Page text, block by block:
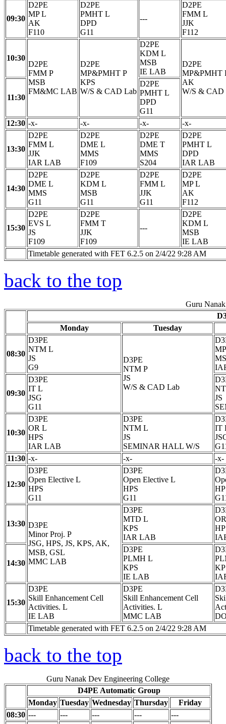
09:30
D2PE
MP L
AK
F110
D2PE
PMHT L
DPD
G11
---
D2PE
FMM L
JJK
F112
10:30
D2PE
FMM P
MSB
FM&MC LAB
D2PE
MP&PMHT P
KPS
W/S & CAD Lab
D2PE
KDM L
MSB
IE LAB
D2PE
MP&PMHT
AK
W/S & CAD
11:30
D2PE
PMHT L
DPD
G11
12:30 -x- -x- -x- -x-
13:30
D2PE
FMM L
JJK
IAR LAB
D2PE
DME L
MMS
F109
D2PE
DME T
MMS
S204
D2PE
PMHT L
DPD
IAR LAB
14:30
D2PE
DME L
MMS
G11
D2PE
KDM L
MSB
G11
D2PE
FMM L
JJK
G11
D2PE
MP L
AK
F112
15:30
D2PE
EVS L
JS
F109
D2PE
FMM T
JJK
F109
---
D2PE
KDM L
MSB
IE LAB
Timetable generated with FET 6.2.5 on 2/4/22 9:28 AM
back to the top
Guru
Monday
Tuesday
08:30
D3PE
NTM L
JS
G9
D3PE
NTM P
JS
W/S & CAD Lab
09:30
D3PE
IT L
JSG
G11
JS
10:30
D3PE
OR L
HPS
IAR LAB
D3PE
NTM L
JS
SEMINAR HALL W/S
IT
11:30 -x- -x- -x-
12:30
D3PE
Open Elective L
HPS
G11
D3PE
Open Elective L
HPS
G11
13:30 D3PE
Minor Proj. P
JSG, HPS, JS, KPS, AK,
MSB, GSL
MMC LAB
D3PE
MTD L
KPS
IAR LAB
14:30
D3PE
PLMH L
KPS
IE LAB
15:30
D3PE
Skill Enhancement Cell
Activities. L
IE LAB
D3PE
Skill Enhancement Cell
Activities. L
MMC LAB
Timetable generated with FET 6.2.5 on 2/4/22 9:28 AM
back to the top
Guru Nanak Dev Engineering College
D4PE Automatic Group
Monday Tuesday Wednesday Thursday
Friday
08:30 --- --- --- ---
---